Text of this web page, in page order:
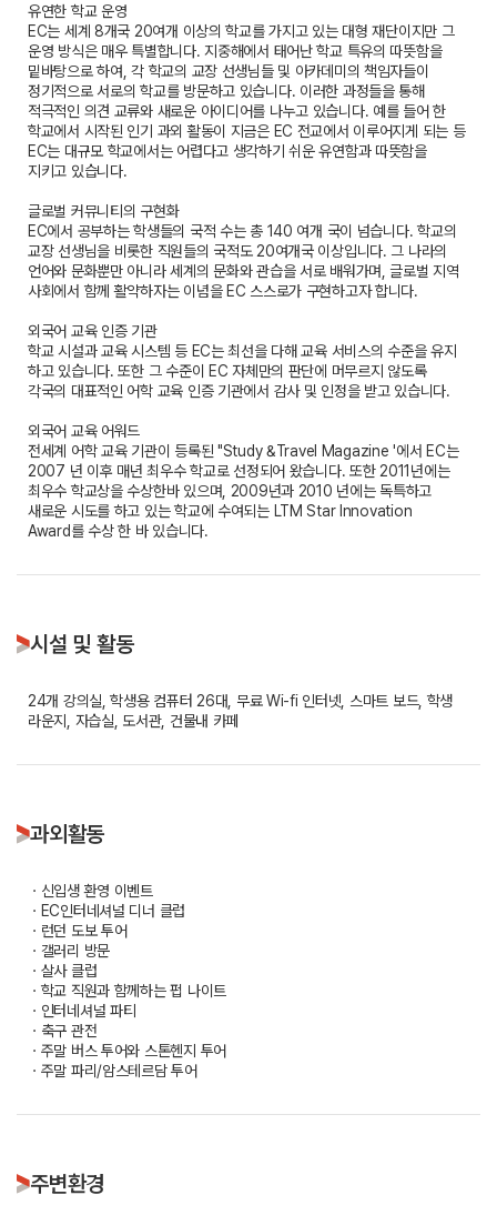
유연한 학교 운영
EC는 세계 8개국 20여개 이상의 학교를 가지고 있는 대형 재단이지만 그
운영 방식은 매우 특별합니다. 지중해에서 태어난 학교 특유의 따뜻함을
밑바탕으로 하여, 각 학교의 교장 선생님들 및 아카데미의 책임자들이
정기적으로 서로의 학교를 방문하고 있습니다. 이러한 과정들을 통해
적극적인 의견 교류와 새로운 아이디어를 나누고 있습니다. 예를 들어 한
학교에서 시작된 인기 과외 활동이 지금은 EC 전교에서 이루어지게 되는 등
EC는 대규모 학교에서는 어렵다고 생각하기 쉬운 유연함과 따뜻함을
지키고 있습니다.
글로벌 커뮤니티의 구현화
EC에서 공부하는 학생들의 국적 수는 총 140 여개 국이 넘습니다. 학교의
교장 선생님을 비롯한 직원들의 국적도 20여개국 이상입니다. 그 나라의
언어와 문화뿐만 아니라 세계의 문화와 관습을 서로 배워가며, 글로벌 지역
사회에서 함께 활약하자는 이념을 EC 스스로가 구현하고자 합니다.
외국어 교육 인증 기관
학교 시설과 교육 시스템 등 EC는 최선을 다해 교육 서비스의 수준을 유지
하고 있습니다. 또한 그 수준이 EC 자체만의 판단에 머무르지 않도록
각국의 대표적인 어학 교육 인증 기관에서 감사 및 인정을 받고 있습니다.
외국어 교육 어워드
전세계 어학 교육 기관이 등록된 "Study &Travel Magazine '에서 EC는
2007 년 이후 매년 최우수 학교로 선정되어 왔습니다. 또한 2011년에는
최우수 학교상을 수상한바 있으며, 2009년과 2010 년에는 독특하고
새로운 시도를 하고 있는 학교에 수여되는 LTM Star Innovation
Award를 수상 한 바 있습니다.
시설 및 활동
24개 강의실, 학생용 컴퓨터 26대, 무료 Wi-fi 인터넷, 스마트 보드, 학생
라운지, 자습실, 도서관, 건물내 카페
과외활동
ㆍ신입생 환영 이벤트
ㆍEC인터네셔널 디너 클럽
ㆍ런던 도보 투어
ㆍ갤러리 방문
ㆍ살사 클럽
ㆍ학교 직원과 함께하는 펍 나이트
ㆍ인터네셔널 파티
ㆍ축구 관전
ㆍ주말 버스 투어와 스톤헨지 투어
ㆍ주말 파리/암스테르담 투어
주변환경